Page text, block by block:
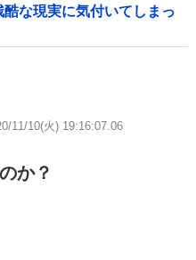
酷な現実に気付いてしまっ
11/10(火) 19:16:07.06
か？